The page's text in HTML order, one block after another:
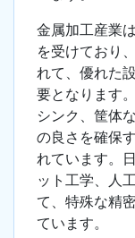
金属加工産業
を受けており
れて、優れた
要となります
シンク、筐体
の良さを確保
れています。
ット工学、人
て、特殊な精
ています。